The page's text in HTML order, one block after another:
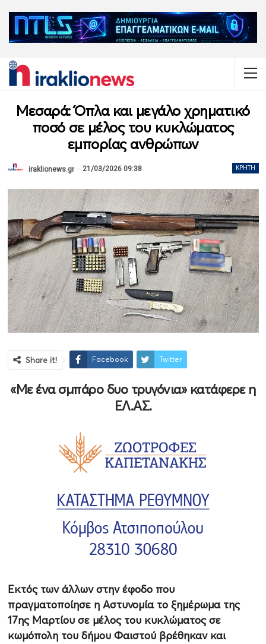
Μεσαρά: Όπλα και μεγάλο χρηματικό
ποσό σε μέλος του κυκλώματος
εμπορίας ανθρώπων
ΚΡΉΤΗ
iraklionews.gr 21/03/2026 09:38
Share it! Facebook Twitter
«Με ένα σμπάρο δυο τρυγόνια» κατάφερε η
ΕΛ.ΑΣ.
Εκτός των άλλων στην έφοδο που
πραγματοποίησε η Αστυνομία το ξημέρωμα της
17ης Μαρτίου σε μέλος του κυκλώματος σε
κωμόπολη του δήμου Φαιστού βρέθηκαν και